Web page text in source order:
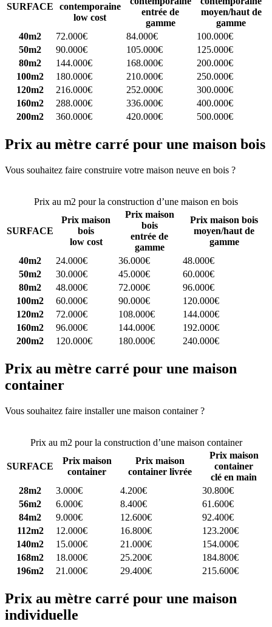
SURFACE
contemporaine
low cost
entrée de
gamme
moyen/haut de
gamme
40m2
72.000€ 84.000€
100.000€
50m2
90.000€ 105.000€
125.000€
80m2
144.000€ 168.000€
200.000€
100m2
180.000€ 210.000€
250.000€
120m2
216.000€ 252.000€
300.000€
160m2
288.000€ 336.000€
400.000€
200m2
360.000€ 420.000€ 500.000€
Prix au mètre carré pour une maison bois
Vous souhaitez faire construire votre maison neuve en bois ?
Prix au m2 pour la construction d’une maison en bois
SURFACE
Prix maison
bois
low cost
Prix maison
bois
entrée de
gamme
Prix maison bois
moyen/haut de
gamme
40m2
24.000€ 36.000€
48.000€
50m2
30.000€ 45.000€
60.000€
80m2
48.000€ 72.000€
96.000€
100m2
60.000€ 90.000€
120.000€
120m2
72.000€ 108.000€
144.000€
160m2
96.000€ 144.000€
192.000€
200m2
120.000€ 180.000€ 240.000€
Prix au mètre carré pour une maison
container
Vous souhaitez faire installer une maison container ?
Prix au m2 pour la construction d’une maison container
SURFACE
Prix maison
container
Prix maison
container livrée
Prix maison
container
clé en main
28m2
3.000€ 4.200€
30.800€
56m2
6.000€ 8.400€
61.600€
84m2
9.000€ 12.600€
92.400€
112m2
12.000€ 16.800€
123.200€
140m2
15.000€ 21.000€
154.000€
168m2
18.000€ 25.200€
184.800€
196m2
21.000€ 29.400€ 215.600€
Prix au mètre carré pour une maison
individuelle